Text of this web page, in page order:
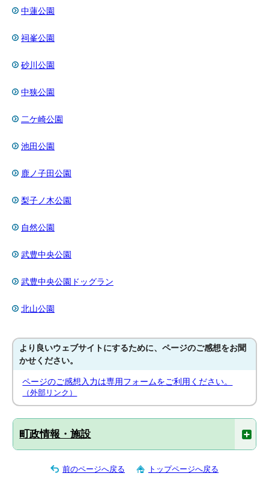
中蓮公園
祠峯公園
砂川公園
中狭公園
二ケ崎公園
池田公園
鹿ノ子田公園
梨子ノ木公園
自然公園
武豊中央公園
武豊中央公園ドッグラン
北山公園
より良いウェブサイトにするために、ページのご感想をお聞
かせください。
ページのご感想入力は専用フォームをご利用ください。
（外部リンク）
町政情報・施設
前のページへ戻る トップページへ戻る